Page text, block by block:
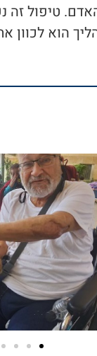
טיפול
הוא לכוון